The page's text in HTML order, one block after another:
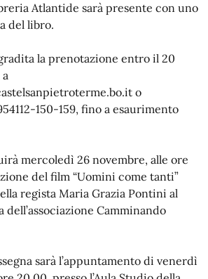
Atlantide sarà presente con uno
del libro.
la prenotazione entro il 20
o
150-159, fino a esaurimento
mercoledì 26 novembre, alle ore
del film “Uomini come tanti”
regista Maria Grazia Pontini al
dell’associazione Camminando
sarà l’appuntamento di venerdì